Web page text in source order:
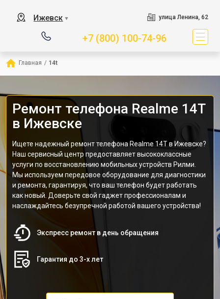
Ижевск ▼ улица Ленина, 62
+7 (800) 100-74-96
Главная / 14t
Ремонт телефона Realme 14T
в Ижевске
Ищете надежный ремонт телефона Realme 14T в Ижевске?
Наш сервисный центр предоставляет высококлассные
услуги по восстановлению мобильных устройств Рилми.
Мы используем передовое оборудование для диагностики
и ремонта, гарантируя, что ваш телефон будет работать
как новый. Доверьте свой гаджет профессионалам и
наслаждайтесь безупречной работой вашего устройства!
Экспресс ремонт в день обращения
Гарантия до 3-х лет